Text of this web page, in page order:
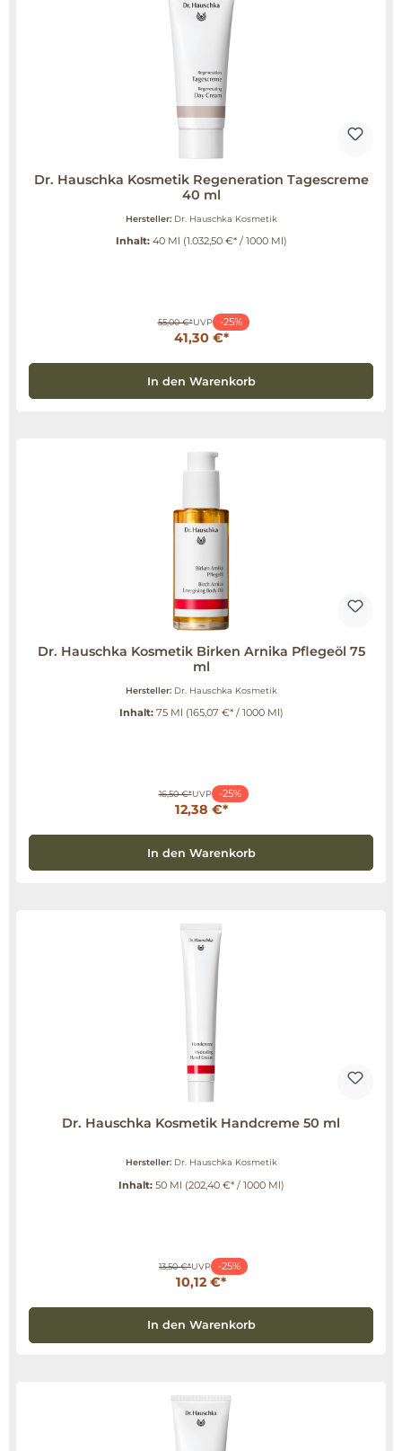
Dr. Hauschka Kosmetik Regeneration Tagescreme
40 ml
Hersteller: Dr. Hauschka Kosmetik
Inhalt: 40 Ml (1.032,50 €* / 1000 Ml)
55,00 €*UVP -25%
41,30 €*
In den Warenkorb
Dr. Hauschka Kosmetik Birken Arnika Pflegeöl 75
ml
Hersteller: Dr. Hauschka Kosmetik
Inhalt: 75 Ml (165,07 €* / 1000 Ml)
16,50 €*UVP -25%
12,38 €*
In den Warenkorb
Dr. Hauschka Kosmetik Handcreme 50 ml
Hersteller: Dr. Hauschka Kosmetik
Inhalt: 50 Ml (202,40 €* / 1000 Ml)
13,50 €*UVP -25%
10,12 €*
In den Warenkorb